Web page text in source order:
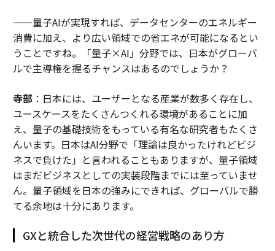
——量子AIが実現すれば、データセンターのエネルギー
消費に加え、より広い領域での省エネが可能になるとい
うことですね。「量子×AI」分野では、日本がグローバ
ルで主導権を握るチャンスはあるのでしょうか？
寺部 ：日本には、ユーザーとなる産業が数多く存在し、
ユースケースをたくさんつくれる環境があることに加
え、量子の基礎技術をもっている有名な研究者もたくさ
んいます。日本はAI分野で「理論は良かったけれどビジ
ネスで負けた」と言われることもありますが、量子領域
はまだビジネスとしての実装段階までには至っていませ
ん。量子領域を日本の強みにできれば、グローバルで勝
てる余地は十分にあります。
GXと統合した次世代の経営戦略のあり方